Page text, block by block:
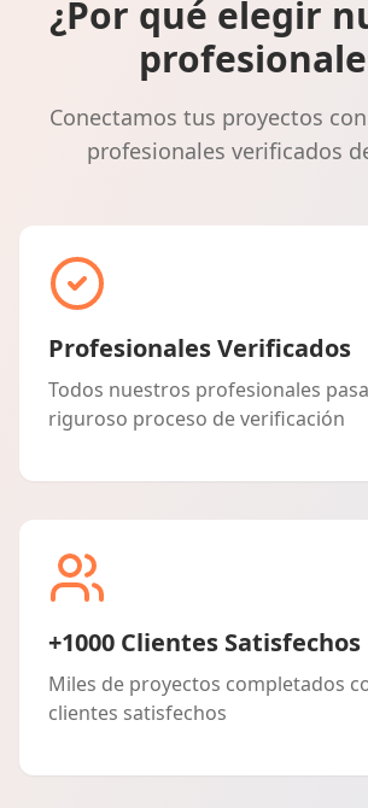
¿Por qué elegir
Conectamos tus proyectos
profesionales verificados
Profesionales Verificados
Todos nuestros profesionales
riguroso proceso de verificación
+1000 Clientes Satisfechos
Miles de proyectos completados
clientes satisfechos